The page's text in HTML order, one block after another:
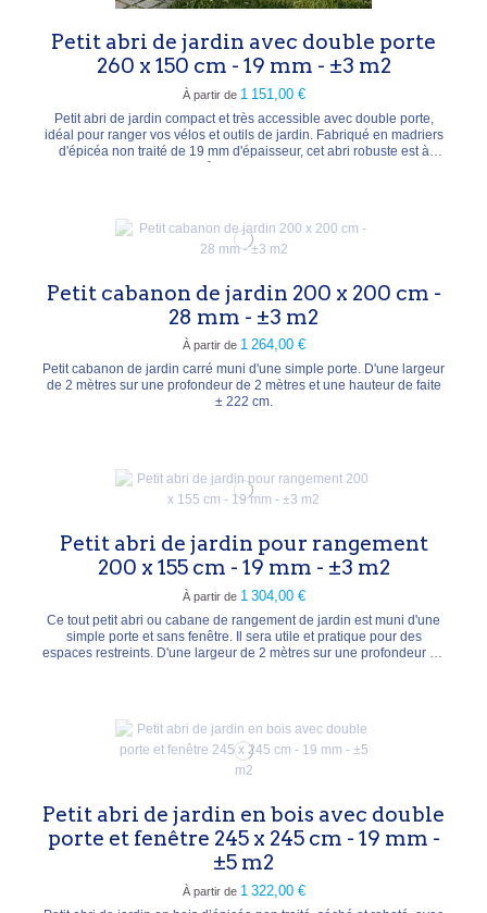
Petit abri de jardin avec double porte
260 x 150 cm - 19 mm - ±3 m2
À partir de 1 151,00 €
Petit abri de jardin compact et très accessible avec double porte,
idéal pour ranger vos vélos et outils de jardin. Fabriqué en madriers
d'épicéa non traité de 19 mm d'épaisseur, cet abri robuste est à
personnaliser selon vos goûts. Surface : 3,3 m² (Dimensions : 260 x
Petit cabanon de jardin 200 x 200 cm -
28 mm - ±3 m2
À partir de 1 264,00 €
Petit cabanon de jardin carré muni d'une simple porte. D'une largeur
de 2 mètres sur une profondeur de 2 mètres et une hauteur de faite
± 222 cm.
Petit abri de jardin pour rangement
200 x 155 cm - 19 mm - ±3 m2
À partir de 1 304,00 €
Ce tout petit abri ou cabane de rangement de jardin est muni d'une
simple porte et sans fenêtre. Il sera utile et pratique pour des
espaces restreints. D'une largeur de 2 mètres sur une profondeur de
Petit abri de jardin en bois avec double
porte et fenêtre 245 x 245 cm - 19 mm -
±5 m2
À partir de 1 322,00 €